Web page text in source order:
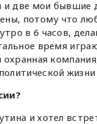
и две мои
потому что
в 6 часов,
время
охранная
и хотел